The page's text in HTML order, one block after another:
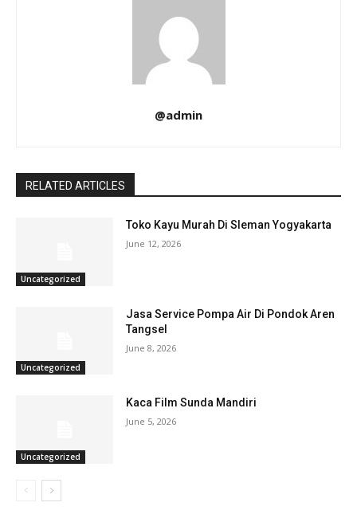
@admin
RELATED ARTICLES
Uncategorized
Toko Kayu Murah Di Sleman Yogyakarta
June 12, 2026
Uncategorized
Jasa Service Pompa Air Di Pondok Aren
Tangsel
June 8, 2026
Uncategorized
Kaca Film Sunda Mandiri
June 5, 2026